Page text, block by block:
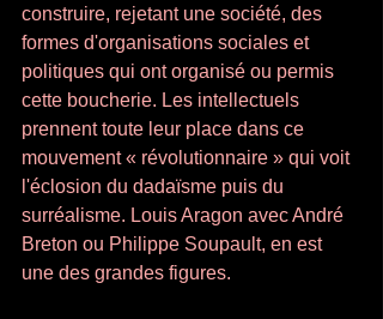
construire, rejetant une société, des
formes d'organisations sociales et
politiques qui ont organisé ou permis
cette boucherie. Les intellectuels
prennent toute leur place dans ce
mouvement « révolutionnaire » qui voit
l'éclosion du dadaïsme puis du
surréalisme. Louis Aragon avec André
Breton ou Philippe Soupault, en est
une des grandes figures.